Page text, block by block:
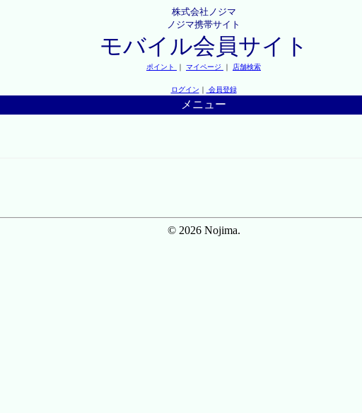
株式会社ノジマ
ノジマ携帯サイト
モバイル会員サイト
ポイント ｜ マイページ ｜ 店舗検索
ログイン ｜ 会員登録
メニュー
© 2026 Nojima.